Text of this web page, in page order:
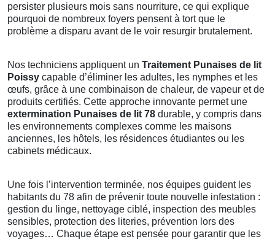
persister plusieurs mois sans nourriture, ce qui explique
pourquoi de nombreux foyers pensent à tort que le
problème a disparu avant de le voir resurgir brutalement.
Nos techniciens appliquent un Traitement Punaises de lit
Poissy capable d’éliminer les adultes, les nymphes et les
œufs, grâce à une combinaison de chaleur, de vapeur et de
produits certifiés. Cette approche innovante permet une
extermination Punaises de lit 78 durable, y compris dans
les environnements complexes comme les maisons
anciennes, les hôtels, les résidences étudiantes ou les
cabinets médicaux.
Une fois l’intervention terminée, nos équipes guident les
habitants du 78 afin de prévenir toute nouvelle infestation :
gestion du linge, nettoyage ciblé, inspection des meubles
sensibles, protection des literies, prévention lors des
voyages… Chaque étape est pensée pour garantir que les